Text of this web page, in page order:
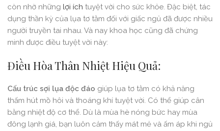
còn nhờ những lợi ích tuyệt vời cho sức khỏe. Đặc biệt, tác
dụng thần kỳ của lụa tơ tằm đối với giấc ngủ đã được nhiều
người truyền tai nhau. Và nay khoa học cũng đã chứng
minh được điều tuyệt vời này:
Điều Hòa Thân Nhiệt Hiệu Quả:
Cấu trúc sợi lụa độc đáo giúp lụa tơ tằm có khả năng
thấm hút mồ hôi và thoáng khí tuyệt vời. Có thể giúp cân
bằng nhiệt độ cơ thể. Dù là mùa hè nóng bức hay mùa
đông lạnh giá, bạn luôn cảm thấy mát mẻ và ấm áp khi ngủ